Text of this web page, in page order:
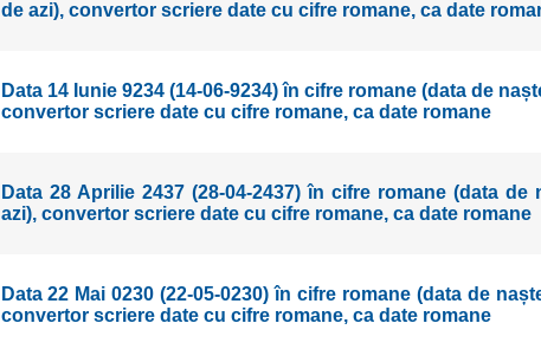
de azi), convertor scriere date cu cifre romane, ca date
Data 14 Iunie 9234 (14-06-9234) în cifre romane (data de
convertor scriere date cu cifre romane, ca date romane
Data 28 Aprilie 2437 (28-04-2437) în cifre romane (data de
azi), convertor scriere date cu cifre romane, ca date romane
Data 22 Mai 0230 (22-05-0230) în cifre romane (data de
convertor scriere date cu cifre romane, ca date romane